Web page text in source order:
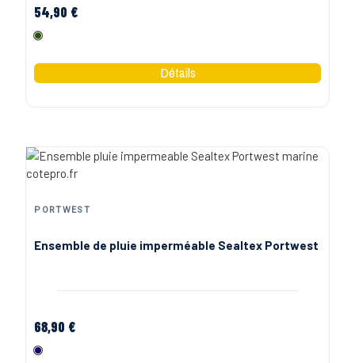
54,90 €
Olive
PORTWEST
Ensemble de pluie imperméable Sealtex Portwest
68,90 €
Marine